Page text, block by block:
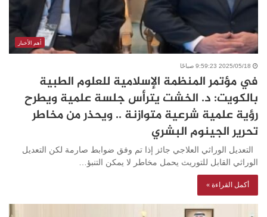
أهم الأخبار
2025/05/18 9:59:23 صباحًا
في مؤتمر المنظمة الإسلامية للعلوم الطبية
بالكويت: د. الخشت يترأس جلسة علمية ويطرح
رؤية علمية شرعية متوازنة .. ويحذر من مخاطر
تحرير الجينوم البشري
التعديل الوراثي العلاجي جائز إذا تم وفق ضوابط صارمة لكن التعديل
الوراثي القابل للتوريث يحمل مخاطر لا يمكن التنبؤ…
أكمل القراءة »